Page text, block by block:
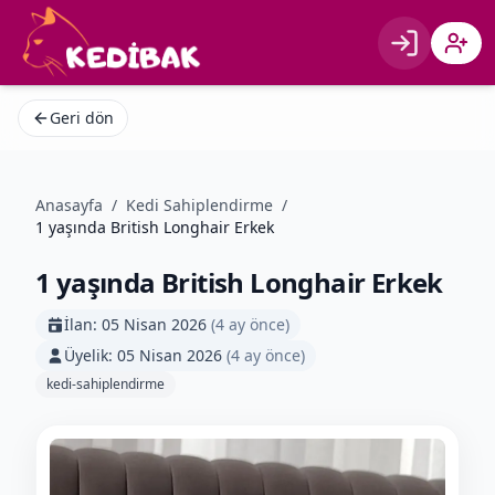
Giriş Kayıt
Geri dön
Anasayfa / Kedi Sahiplendirme /
1 yaşında British Longhair Erkek
1 yaşında British Longhair Erkek
İlan: 05 Nisan 2026 (4 ay önce)
Üyelik: 05 Nisan 2026 (4 ay önce)
kedi-sahiplendirme